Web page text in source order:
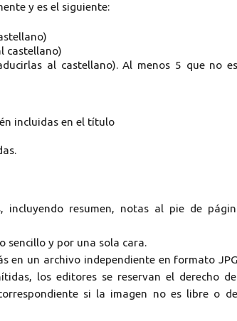
y es el siguiente:
castellano)
al castellano). Al menos 5 que no
incluidas en el título
incluyendo resumen, notas al pie de
sencillo y por una sola cara.
en un archivo independiente en formato
los editores se reservan el derecho
si la imagen no es libre o